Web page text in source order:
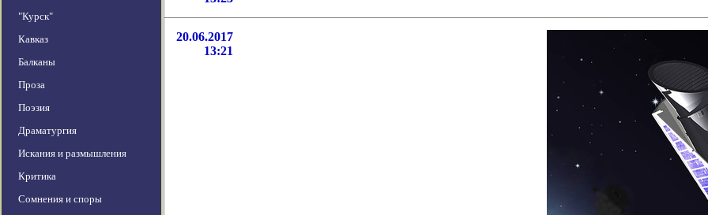
"Курск"
Кавказ
Балканы
Проза
Поэзия
Драматургия
Искания и размышления
Критика
Сомнения и споры
20.06.2017
13:21